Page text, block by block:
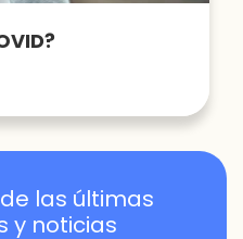
las últimas
y noticias